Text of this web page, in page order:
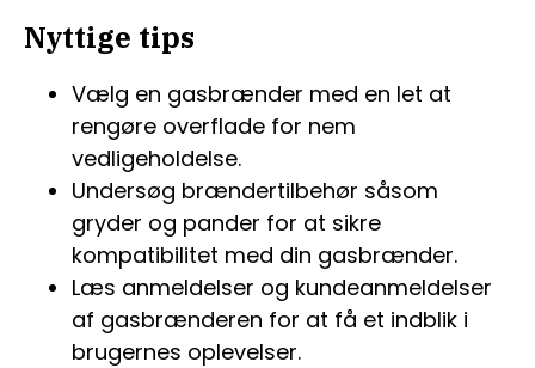
Nyttige tips
Vælg en gasbrænder med en let at
rengøre overflade for nem
vedligeholdelse.
Undersøg brændertilbehør såsom
gryder og pander for at sikre
kompatibilitet med din gasbrænder.
Læs anmeldelser og kundeanmeldelser
af gasbrænderen for at få et indblik i
brugernes oplevelser.